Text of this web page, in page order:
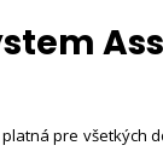
pre